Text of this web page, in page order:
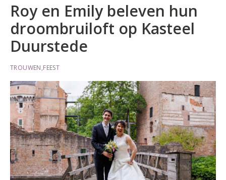
Roy en Emily beleven hun
droombruiloft op Kasteel
Duurstede
TROUWEN,FEEST